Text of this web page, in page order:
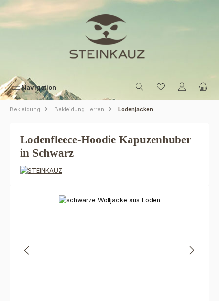
Zum Hauptinhalt springen
Navigation
Bekleidung Bekleidung Herren Lodenjacken
Lodenfleece-Hoodie Kapuzenhuber
in Schwarz
Bildergalerie überspringen